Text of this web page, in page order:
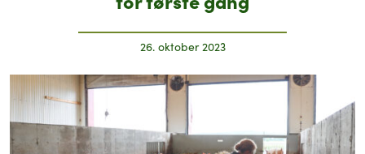
26. oktober 2023